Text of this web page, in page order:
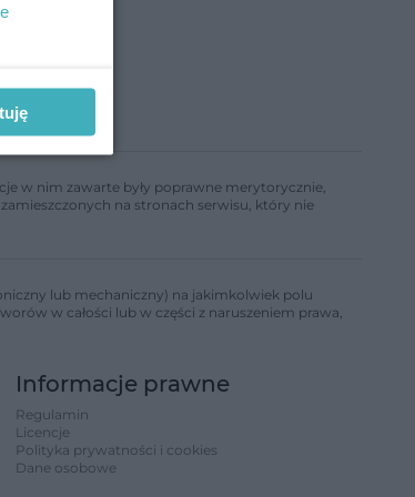
w nim zawarte były poprawne merytorycznie,
na stronach serwisu, który nie
lub mechaniczny) na jakimkolwiek polu
w całości lub w części z naruszeniem prawa,
Informacje prawne
Regulamin
Licencje
Polityka prywatności i cookies
Dane osobowe